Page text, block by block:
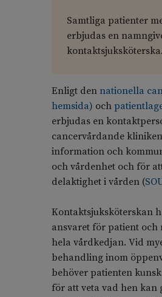
Samtliga patienter
erbjudas en
kontaktsjuksköterska.
Enligt den nationella
hemsida) och
erbjudas en
cancervårdande
information och
och vårdenhet och för
delaktighet i vården (
Kontaktsjuksköterskan
ansvaret för patient och
hela vårdkedjan. Vid
behandling inom
behöver patienten
för att veta vad hen kan